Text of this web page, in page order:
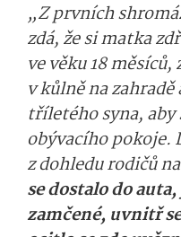
„Z prvních
zdá, že si matka
ve věku 18
v kůlně na zahradě
tříletého syna,
obývacího pokoje.
z dohledu rodičů
se dostalo do
zamčené, uvnitř